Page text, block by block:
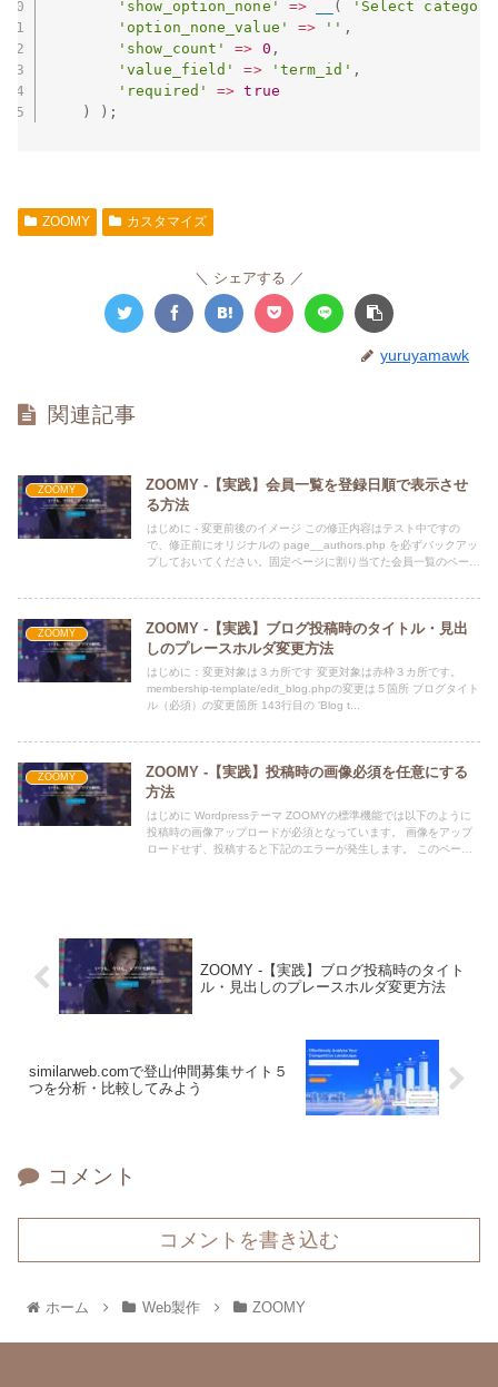
'show_option_none'
=> (
'Select
'option_none_value'
=> '' ,
'show_count'
=> 0 ,
'value_field'
=> 'term_id' ,
'required'
=> true
)
) ;
ZOOMY カスタマイズ
シェアする
yuruyamawk
関連記事
ZOOMY
ZOOMY -【実践】会員一覧を登録日順で表示させ
る方法
はじめに - 変更前後のイメージ この修正内容はテスト中ですの
で、修正前にオリジナルの page__authors.php を必ずバックアッ
プしておいてください。固定ページに割り当てた会員一覧のページ
ZOOMY
ZOOMY -【実践】ブログ投稿時のタイトル・見出
しのプレースホルダ変更方法
はじめに：変更対象は３カ所です 変更対象は赤枠３カ所です。
membership-template/edit_blog.phpの変更は５箇所 ブログタイト
ル（必須）の変更箇所 143行目の 'Blog t...
ZOOMY
ZOOMY -【実践】投稿時の画像必須を任意にする
方法
はじめに Wordpressテーマ ZOOMYの標準機能では以下のように
投稿時の画像アップロードが必須となっています。 画像をアップ
ロードせず、投稿すると下記のエラーが発生します。 このページ
ZOOMY -【実践】ブログ投稿時のタイト
ル・見出しのプレースホルダ変更方法
similarweb.comで登山仲間募集サイト５
つを分析・比較してみよう
コメント
コメントを書き込む
ホーム Web製作 ZOOMY